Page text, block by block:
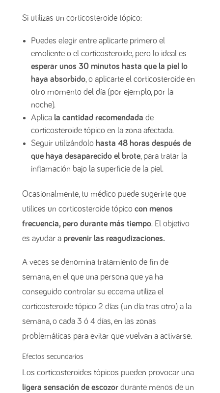
Si utilizas un corticosteroide tópico:
Puedes elegir entre aplicarte primero el
emoliente o el corticosteroide, pero lo ideal es
esperar unos 30 minutos hasta que la piel lo
haya absorbido, o aplicarte el corticosteroide en
otro momento del día (por ejemplo, por la
noche).
Aplica la cantidad recomendada de
corticosteroide tópico en la zona afectada.
Seguir utilizándolo hasta 48 horas después de
que haya desaparecido el brote, para tratar la
inflamación bajo la superficie de la piel.
Ocasionalmente, tu médico puede sugerirte que
utilices un corticosteroide tópico con menos
frecuencia, pero durante más tiempo. El objetivo
es ayudar a prevenir las reagudizaciones.
A veces se denomina tratamiento de fin de
semana, en el que una persona que ya ha
conseguido controlar su eccema utiliza el
corticosteroide tópico 2 días (un día tras otro) a la
semana, o cada 3 ó 4 días, en las zonas
problemáticas para evitar que vuelvan a activarse.
Efectos secundarios
Los corticosteroides tópicos pueden provocar una
ligera sensación de escozordurante menos de un